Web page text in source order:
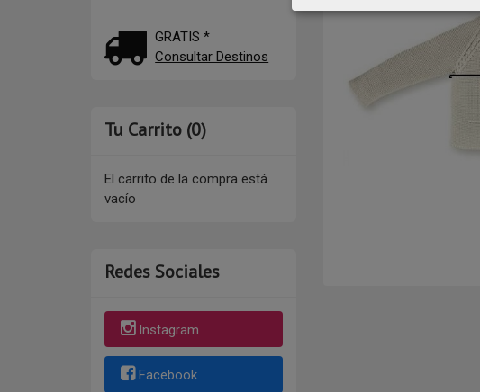
GRATIS *
Consultar Destinos
Tu Carrito (0)
El carrito de la compra está
vacío
Redes Sociales
Instagram
Facebook